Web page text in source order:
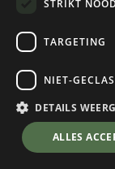
Fjällkartan
Padjelanta
1/100
€17,95
💬 Stel je
STRIKT
TARGETING
NIET-
DETAILS
ALLES